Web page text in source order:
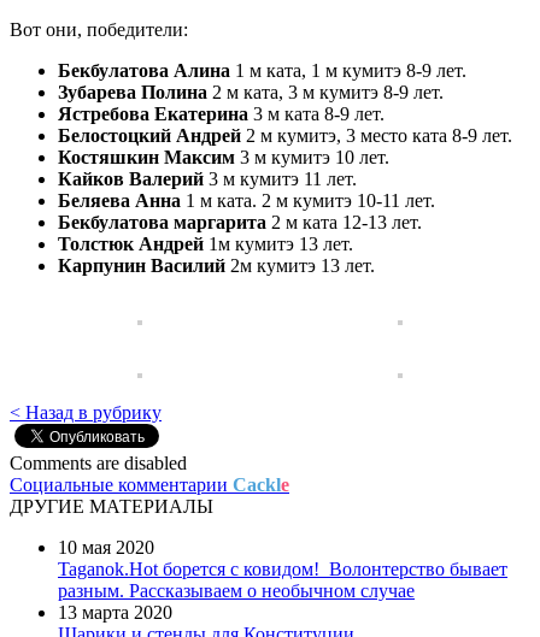
Вот они, победители:
Бекбулатова Алина 1 м ката, 1 м кумитэ 8-9 лет.
Зубарева Полина 2 м ката, 3 м кумитэ 8-9 лет.
Ястребова Екатерина 3 м ката 8-9 лет.
Белостоцкий Андрей 2 м кумитэ, 3 место ката 8-9 лет.
Костяшкин Максим 3 м кумитэ 10 лет.
Кайков Валерий 3 м кумитэ 11 лет.
Беляева Анна 1 м ката. 2 м кумитэ 10-11 лет.
Бекбулатова маргарита 2 м ката 12-13 лет.
Толстюк Андрей 1м кумитэ 13 лет.
Карпунин Василий 2м кумитэ 13 лет.
< Назад в рубрику
Comments are disabled
Социальные комментарии Cackle
ДРУГИЕ МАТЕРИАЛЫ
10 мая 2020
Taganok.Hot борется с ковидом! Волонтерство бывает
разным. Рассказываем о необычном случае
13 марта 2020